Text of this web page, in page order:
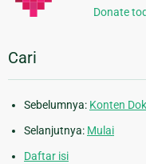
Donate
Cari
Sebelumnya: Konten
Selanjutnya: Mulai
Daftar isi